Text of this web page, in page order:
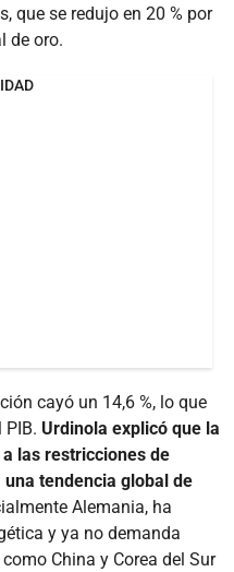
que se redujo en 20 % por
de oro.
cayó un 14,6 %, lo que
PIB. Urdinola explicó que la
las restricciones de
tendencia global de
Alemania, ha
y ya no demanda
China y Corea del Sur